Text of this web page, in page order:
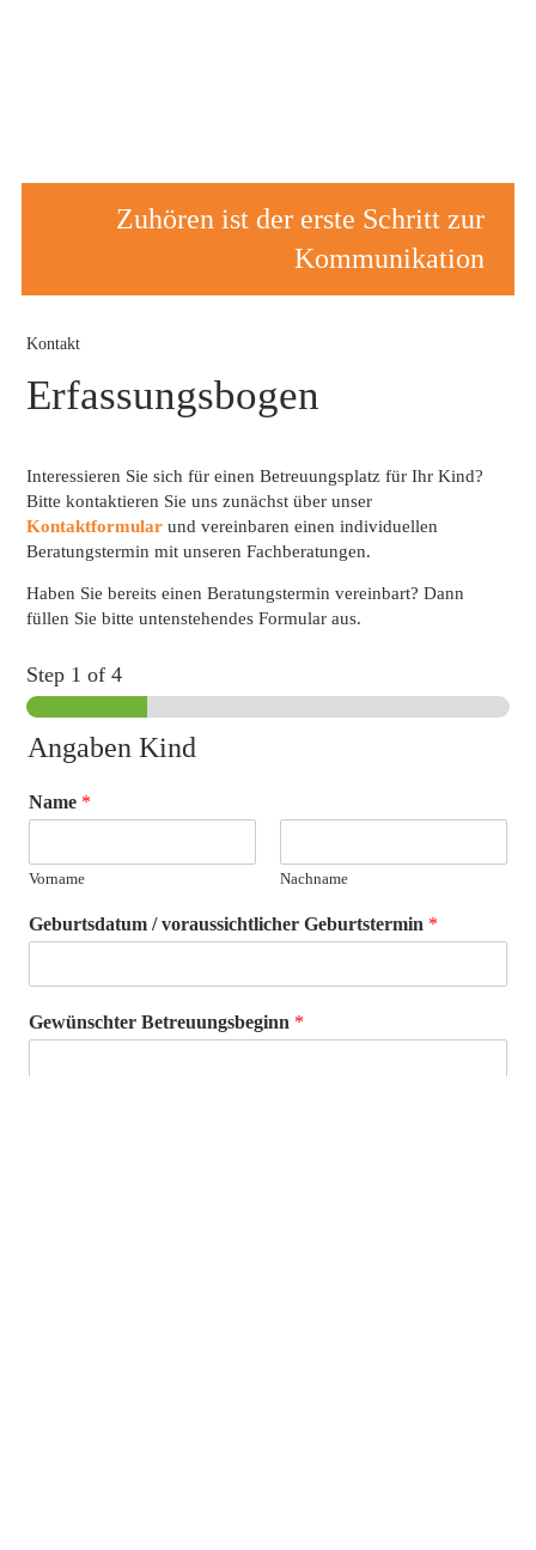
Zuhören ist der erste Schritt zur
Kommunikation
Kontakt
Erfassungsbogen
Interessieren Sie sich für einen Betreuungsplatz für Ihr Kind?
Bitte kontaktieren Sie uns zunächst über unser
Kontaktformularund vereinbaren einen individuellen
Beratungstermin mit unseren Fachberatungen.
Haben Sie bereits einen Beratungstermin vereinbart? Dann
füllen Sie bitte untenstehendes Formular aus.
Step 1 of 4
Angaben Kind
Name *
Vorname Nachname
Geburtsdatum / voraussichtlicher Geburtstermin *
Gewünschter Betreuungsbeginn *